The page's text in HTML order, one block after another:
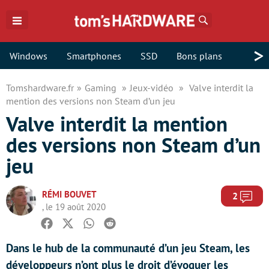
Windows Smartphones SSD Bons plans >
Tomshardware.fr Gaming Jeux-vidéo
Valve interdit la
mention des versions non Steam d’un jeu
Valve interdit la mention
des versions non Steam d’un
jeu
RÉMI BOUVET
, le 19 août 2020
2
Facebook
TwitterWhatsapp
Reddit
Dans le hub de la communauté d’un jeu Steam, les
développeurs n’ont plus le droit d’évoquer les